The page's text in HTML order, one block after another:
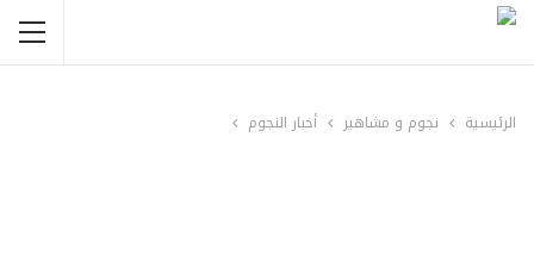
الرئيسية نجوم و مشاهير أخبار النجوم